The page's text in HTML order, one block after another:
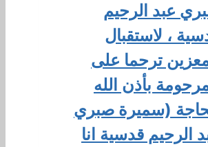
عبد الرحيم
، لاستقبال
ترحما على
بأذن الله
(سميرة صبري
الرحيم قدسية انا